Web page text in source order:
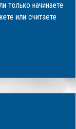
только начинаете
или считаете